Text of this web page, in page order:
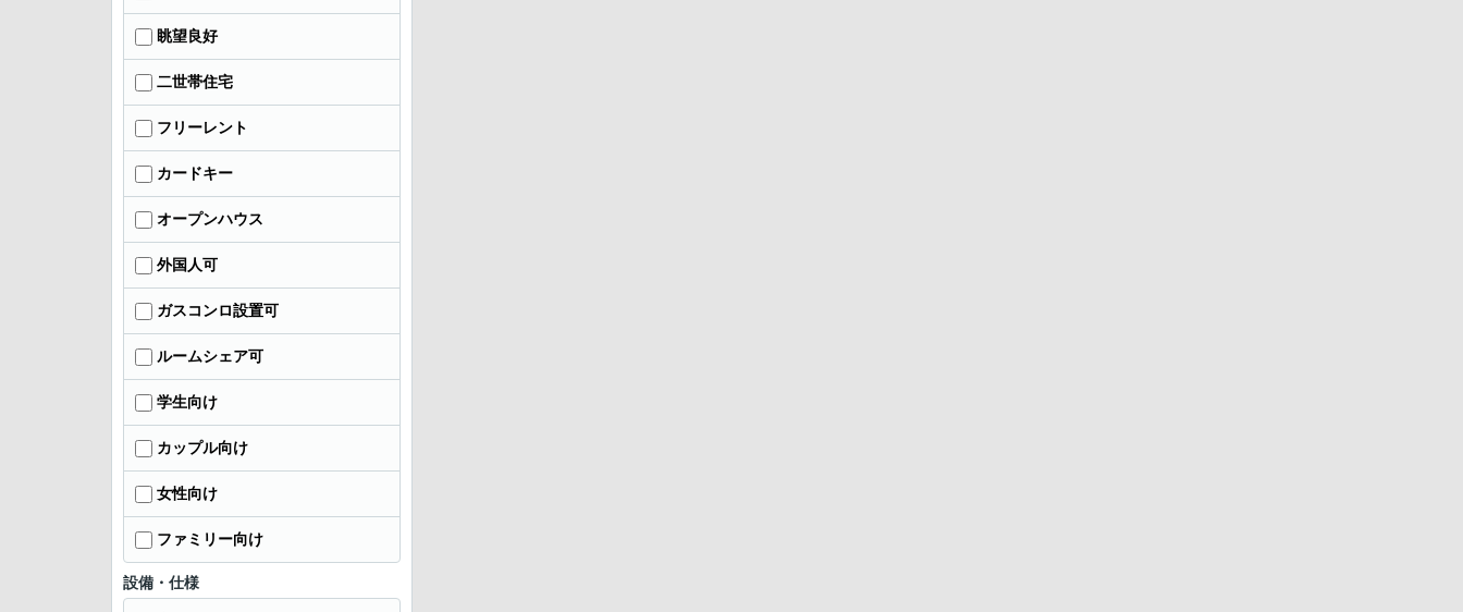
眺望良好
二世帯住宅
フリーレント
カードキー
オープンハウス
外国人可
ガスコンロ設置可
ルームシェア可
学生向け
カップル向け
女性向け
ファミリー向け
設備・仕様